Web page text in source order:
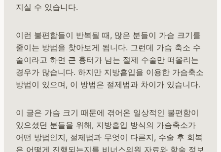
지실 수 있습니다.
이런 불편함들이 반복될 때, 많은 분들이 가슴 크기를
줄이는 방법을 찾아보게 됩니다. 그런데 가슴 축소 수
술이라고 하면 큰 흉터가 남는 절제 수술만 떠올리는
경우가 많습니다. 하지만 지방흡입을 이용한 가슴축소
방법이 있으며, 이 방법은 절제법과 차이가 있습니다.
이 글은 가슴 크기 때문에 겪어온 일상적인 불편함이
있으셨던 분들을 위해, 지방흡입 방식의 가슴축소가
어떤 방법인지, 절제법과 무엇이 다른지, 수술 후 회복
은 어떻게 진행되는지를 비너스의원 자료와 학술 정보